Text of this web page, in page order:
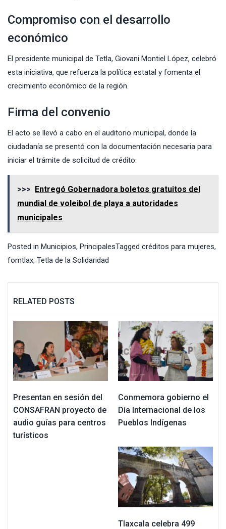
Compromiso con el desarrollo
económico
El presidente municipal de Tetla, Giovani Montiel López, celebró
esta iniciativa, que refuerza la política estatal y fomenta el
crecimiento económico de la región.
Firma del convenio
El acto se llevó a cabo en el auditorio municipal, donde la
ciudadanía se presentó con la documentación necesaria para
iniciar el trámite de solicitud de crédito.
>>>
Entregó Gobernadora boletos gratuitos del
mundial de voleibol de playa a autoridades
municipales
Posted in Municipios, PrincipalesTagged créditos para mujeres,
fomtlax, Tetla de la Solidaridad
RELATED POSTS
Presentan en sesión del
CONSAFRAN proyecto de
audio guías para centros
turísticos
Conmemora gobierno el
Día Internacional de los
Pueblos Indígenas
Tlaxcala celebra 499